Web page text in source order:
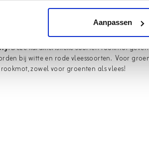
Aanpassen
dankzij els rookmot. Els heeft een
is een zeer geliefde rookmot. Het heeft net
we ook te verkrijgen in de smaken
Zeer geschikt voor alle (wilde)
. Deze karakteristieke soorten rookmot
bij witte en rode vleessoorten. Voor
zowel voor groenten als vlees!